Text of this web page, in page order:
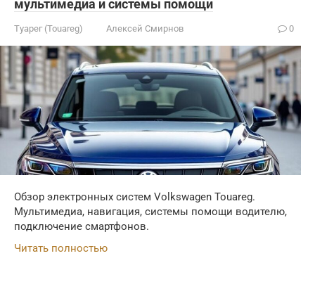
мультимедиа и системы помощи
Туарег (Touareg) Алексей Смирнов 0
Обзор электронных систем Volkswagen Touareg.
Мультимедиа, навигация, системы помощи водителю,
подключение смартфонов.
Читать полностью